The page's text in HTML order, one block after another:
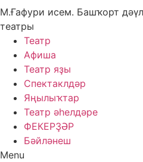
М.Ғафури исем. Башҡорт
театры
Театр
Афиша
Театр яҙы
Спектаклдәр
Яңылыҡтар
Театр әһелдәре
ФЕКЕРҘӘР
Бәйләнеш
Menu